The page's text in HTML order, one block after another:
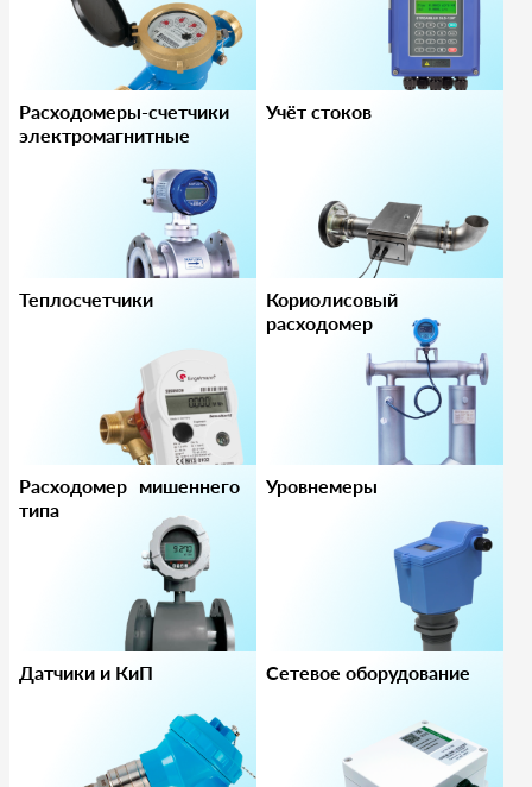
Расходомеры-счетчики
электромагнитные
Учёт стоков
Теплосчетчики
Кориолисовый
расходомер
Расходомер мишеннего
типа
Уровнемеры
Датчики и КиП Сетевое оборудование